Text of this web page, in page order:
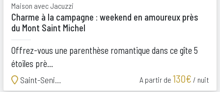
Maison avec Jacuzzi
Charme à la campagne : weekend en amoureux près
du Mont Saint Michel
Offrez-vous une parenthèse romantique dans ce gîte 5
étoiles prè...
Saint-Senier-de-Beuvron
A partir de 130€ / nuit